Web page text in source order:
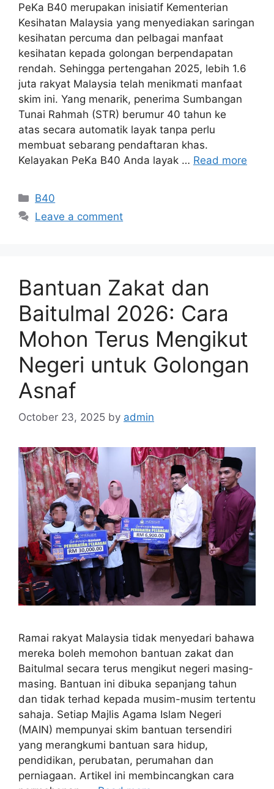
PeKa B40 merupakan inisiatif Kementerian
Kesihatan Malaysia yang menyediakan saringan
kesihatan percuma dan pelbagai manfaat
kesihatan kepada golongan berpendapatan
rendah. Sehingga pertengahan 2025, lebih 1.6
juta rakyat Malaysia telah menikmati manfaat
skim ini. Yang menarik, penerima Sumbangan
Tunai Rahmah (STR) berumur 40 tahun ke
atas secara automatik layak tanpa perlu
membuat sebarang pendaftaran khas.
Kelayakan PeKa B40 Anda layak … Read more
Categories
B40
Leave a comment
Bantuan Zakat dan
Baitulmal 2026: Cara
Mohon Terus Mengikut
Negeri untuk Golongan
Asnaf
October 23, 2025 by admin
Ramai rakyat Malaysia tidak menyedari bahawa
mereka boleh memohon bantuan zakat dan
Baitulmal secara terus mengikut negeri masing-
masing. Bantuan ini dibuka sepanjang tahun
dan tidak terhad kepada musim-musim tertentu
sahaja. Setiap Majlis Agama Islam Negeri
(MAIN) mempunyai skim bantuan tersendiri
yang merangkumi bantuan sara hidup,
pendidikan, perubatan, perumahan dan
perniagaan. Artikel ini membincangkan cara